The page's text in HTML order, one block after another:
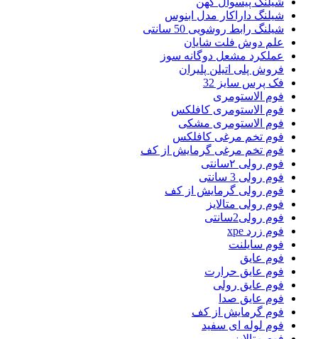
شیلنگ داراکار مدل ابنوس
شیلنگ رابط روشویی 50 سانتی
علم دوش فلت شایان
عملکرد مشعل دوگانه سوز
فروش پلی اتیلن پلیران
فک پرس سایز 32
فوم الاستومری
فوم الاستومری کافلکس
فوم الاستومری مشکی
فوم تخم مرغی کافلکس
فوم تخم مرغی گرمایش از کف
فوم رولی ۲سانتی
فوم رولی 3 سانتی
فوم رولی گرمایش از کف
فوم رولی متالایز
فوم رولی2سانتی
فوم زرد xpe
فوم سایلنت
فوم عایق
فوم عایق حرارت
فوم عایق رولی
فوم عایق صدا
فوم گرمایش از کف
فوم لوله ای سفید